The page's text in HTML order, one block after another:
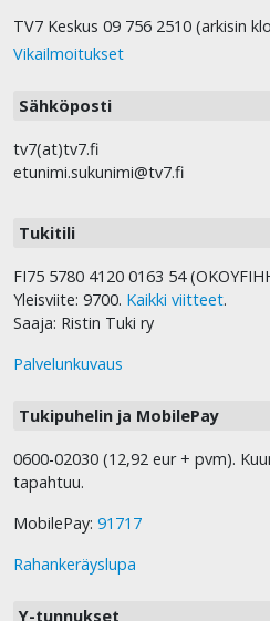
TV7 Keskus 09 756 2510 (arkisin
Vikailmoitukset
Sähköposti
tv7(at)tv7.fi
etunimi.sukunimi@tv7.fi
Tukitili
FI75 5780 4120 0163 54
Yleisviite: 9700. Kaikki viitteet.
Saaja: Ristin Tuki ry
Palvelunkuvaus
Tukipuhelin ja MobilePay
0600-02030 (12,92 eur + pvm).
tapahtuu.
MobilePay: 91717
Rahankeräyslupa
Y-tunnukset